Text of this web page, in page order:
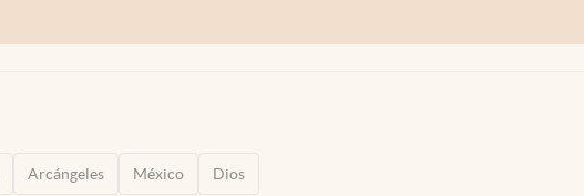
Arcángeles México Dios